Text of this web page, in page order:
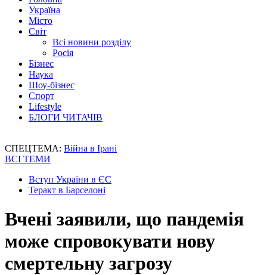
Україна
Місто
Світ
Всі новини розділу
Росія
Бізнес
Наука
Шоу-бізнес
Спорт
Lifestyle
БЛОГИ ЧИТАЧІВ
СПЕЦТЕМА: Війна в Ірані
ВСІ ТЕМИ
Вступ України в ЄС
Теракт в Барселоні
Вчені заявили, що пандемія
може спровокувати нову
смертельну загрозу